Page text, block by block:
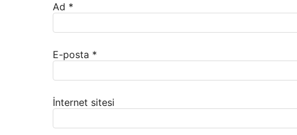
Ad *
E-posta *
İnternet sitesi